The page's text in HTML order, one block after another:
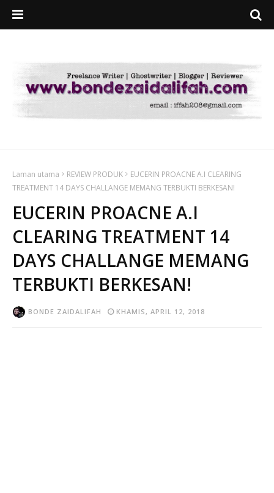
Laman utama REVIEW PRODUK
EUCERIN PROACNE A.I CLEARING
TREATMENT 14 DAYS CHALLANGE MEMANG TERBUKTI BERKESAN!
EUCERIN PROACNE A.I
CLEARING TREATMENT 14
DAYS CHALLANGE MEMANG
TERBUKTI BERKESAN!
BONDE ZAIDALIFAH KHAMIS, APRIL 12, 2018